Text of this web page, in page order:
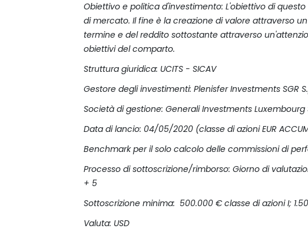
Obiettivo e politica d'investimento: L'obiettivo di
di mercato. Il fine è la creazione di valore attraverso
termine e del reddito sottostante attraverso
obiettivi del comparto.
Struttura giuridica: UCITS - SICAV
Gestore degli investimenti: Plenisfer Investments SGR
Società di gestione: Generali Investments Luxembourg
Data di lancio: 04/05/2020 (classe di azioni EUR
Benchmark per il solo calcolo delle commissioni di
Processo di sottoscrizione/rimborso: Giorno di
+ 5
Sottoscrizione minima: 500.000 € classe di azioni I;
Valuta: USD